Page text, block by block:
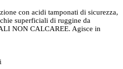
con acidi tamponati di sicurezza,
superficiali di ruggine da
NON CALCAREE. Agisce in